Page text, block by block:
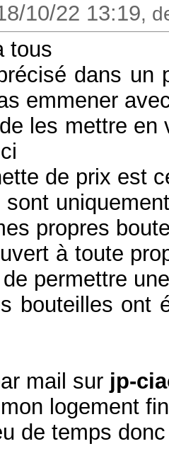
10/22 13:19,
tous
dans un
emmener
les mettre en
de prix est
sont
propres
à toute
de permettre
bouteilles ont
mail sur jp-
logement
de temps